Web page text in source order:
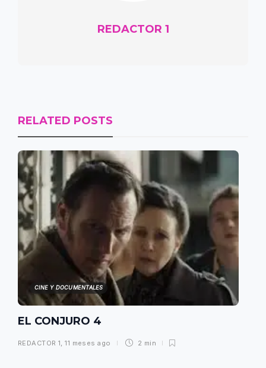
REDACTOR 1
RELATED POSTS
CINE Y DOCUMENTALES
EL CONJURO 4
REDACTOR 1 ,11 meses ago 2 min